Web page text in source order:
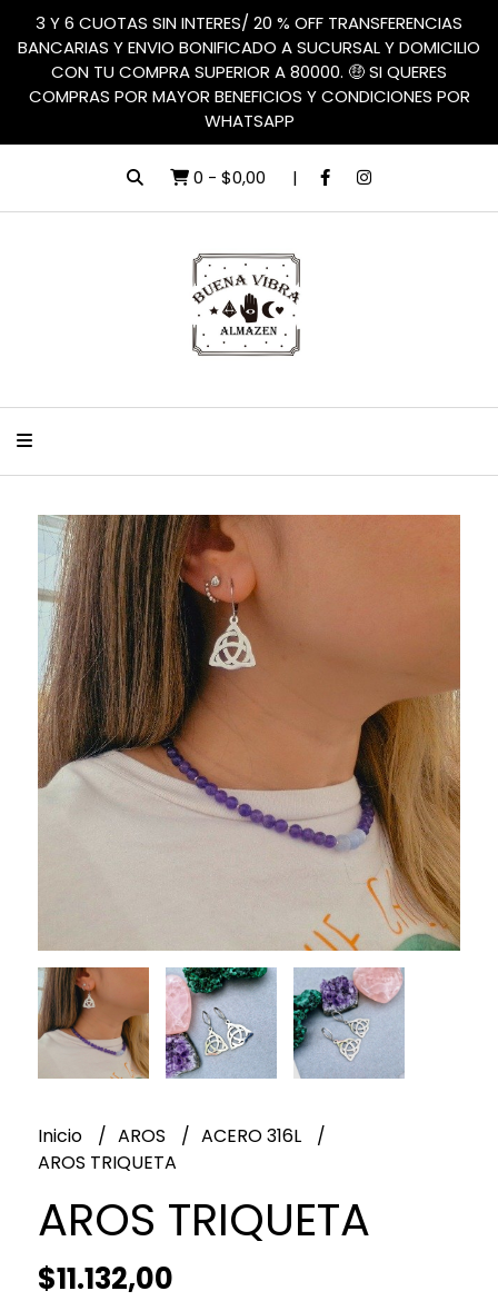
3 Y 6 CUOTAS SIN INTERES/ 20 % OFF TRANSFERENCIAS
BANCARIAS Y ENVIO BONIFICADO A SUCURSAL Y DOMICILIO
CON TU COMPRA SUPERIOR A 80000. 🤑 SI QUERES
COMPRAS POR MAYOR BENEFICIOS Y CONDICIONES POR
WHATSAPP
0 - $0,00
Inicio AROS
ACERO 316L
AROS TRIQUETA
AROS TRIQUETA
$11.132,00